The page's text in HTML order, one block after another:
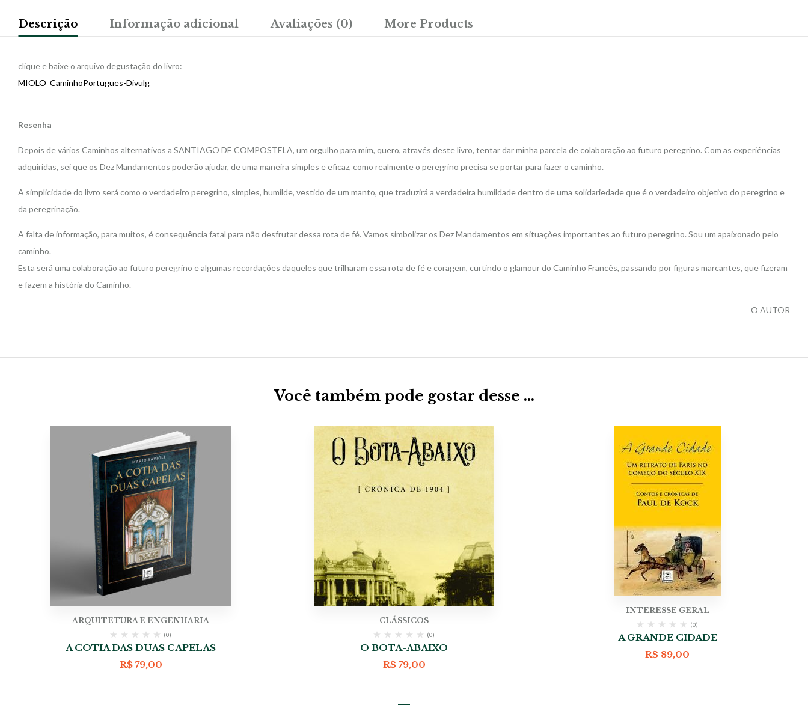
Descrição Informação adicional Avaliações (0) More Products
clique e baixe o arquivo degustação do livro:
MIOLO_CaminhoPortugues-Divulg
Resenha
Depois de vários Caminhos alternativos a SANTIAGO DE COMPOSTELA, um orgulho para mim, quero, através deste livro, tentar dar minha parcela de colaboração ao futuro peregrino. Com as experiências
adquiridas, sei que os Dez Mandamentos poderão ajudar, de uma maneira simples e eficaz, como realmente o peregrino precisa se portar para fazer o caminho.
A simplicidade do livro será como o verdadeiro peregrino, simples, humilde, vestido de um manto, que traduzirá a verdadeira humildade dentro de uma solidariedade que é o verdadeiro objetivo do peregrino e
da peregrinação.
A falta de informação, para muitos, é consequência fatal para não desfrutar dessa rota de fé. Vamos simbolizar os Dez Mandamentos em situações importantes ao futuro peregrino. Sou um apaixonado pelo
caminho.
Esta será uma colaboração ao futuro peregrino e algumas recordações daqueles que trilharam essa rota de fé e coragem, curtindo o glamour do Caminho Francês, passando por figuras marcantes, que fizeram
e fazem a história do Caminho.
O AUTOR
Você também pode gostar desse …
ARQUITETURA E ENGENHARIA
(0)
A COTIA DAS DUAS CAPELAS
R$79,00
CLÁSSICOS
(0)
O BOTA-ABAIXO
R$79,00
INTERESSE GERAL
(0)
A GRANDE CIDADE
R$ 89,00